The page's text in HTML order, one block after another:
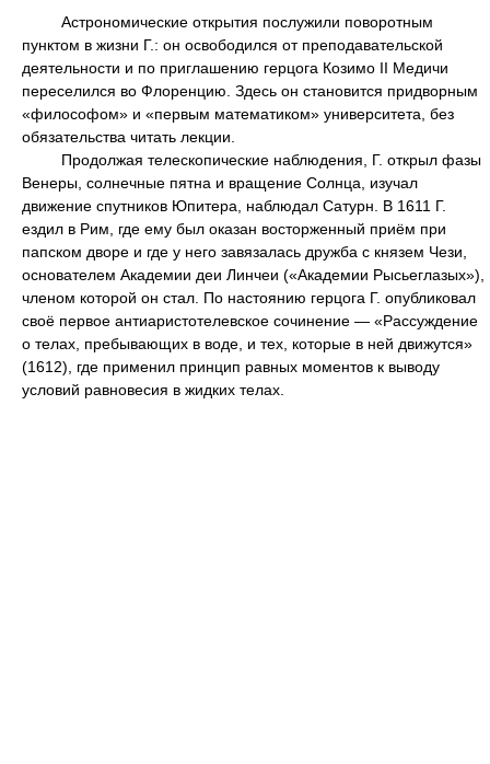
Астрономические открытия послужили поворотным
пунктом в жизни Г.: он освободился от преподавательской
деятельности и по приглашению герцога Козимо II Медичи
переселился во Флоренцию. Здесь он становится придворным
«философом» и «первым математиком» университета, без
обязательства читать лекции.
Продолжая телескопические наблюдения, Г. открыл фазы
Венеры, солнечные пятна и вращение Солнца, изучал
движение спутников Юпитера, наблюдал Сатурн. В 1611 Г.
ездил в Рим, где ему был оказан восторженный приём при
папском дворе и где у него завязалась дружба с князем Чези,
основателем Академии деи Линчеи («Академии Рысьеглазых»),
членом которой он стал. По настоянию герцога Г. опубликовал
своё первое антиаристотелевское сочинение — «Рассуждение
о телах, пребывающих в воде, и тех, которые в ней движутся»
(1612), где применил принцип равных моментов к выводу
условий равновесия в жидких телах.